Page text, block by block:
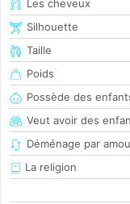
Les cheveux
Silhouette
Taille
Poids
Possède des
Veut avoir des
Déménage par
La religion